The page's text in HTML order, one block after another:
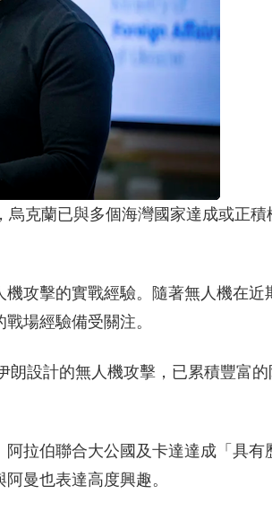
克蘭已與多個海灣國家達成或正積
攻擊的實戰經驗。隨著無人機在近
場經驗備受關注。
設計的無人機攻擊，已累積豐富的
拉伯聯合大公國及卡達達成「具有
曼也表達高度興趣。